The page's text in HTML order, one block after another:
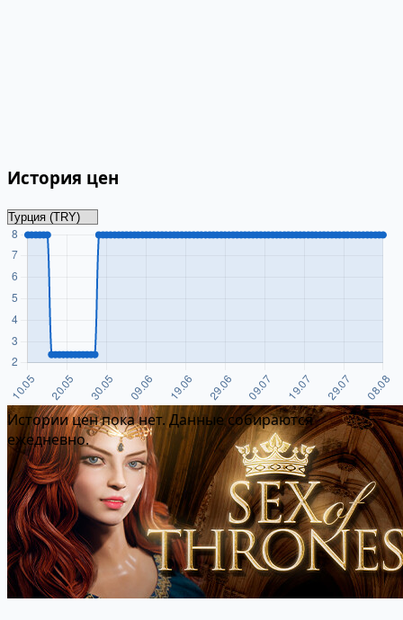
История цен
Истории цен пока нет. Данные собираются
ежедневно.